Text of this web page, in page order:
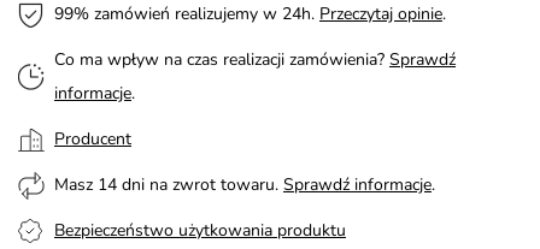
99% zamówień realizujemy w 24h. Przeczytaj opinie.
Co ma wpływ na czas realizacji zamówienia? Sprawdź
informacje.
Producent
Masz 14 dni na zwrot towaru. Sprawdź informacje.
Bezpieczeństwo użytkowania produktu